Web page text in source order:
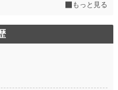
もっと見る